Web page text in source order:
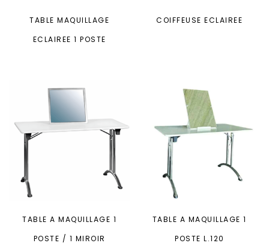
TABLE MAQUILLAGE
ECLAIREE 1 POSTE
COIFFEUSE ECLAIREE
TABLE A MAQUILLAGE 1
POSTE / 1 MIROIR
TABLE A MAQUILLAGE 1
POSTE L.120